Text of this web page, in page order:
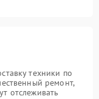
техники по
ремонт,
отслеживать